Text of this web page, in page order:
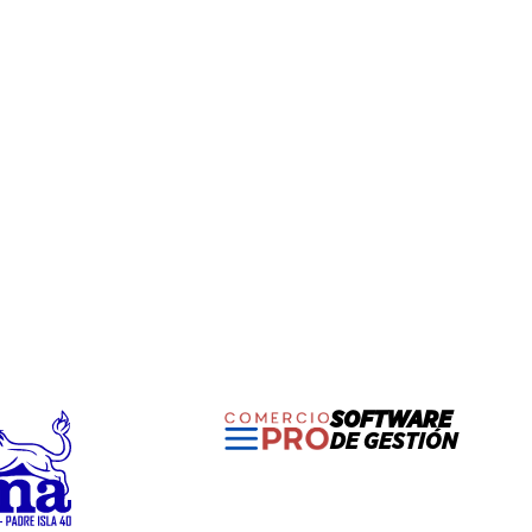
SOFTWARE
DE GESTIÓN